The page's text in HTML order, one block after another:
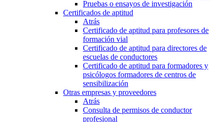
Pruebas o ensayos de investigación
Certificados de aptitud
Atrás
Certificado de aptitud para profesores de
formación vial
Certificado de aptitud para directores de
escuelas de conductores
Certificado de aptitud para formadores y
psicólogos formadores de centros de
sensibilización
Otras empresas y proveedores
Atrás
Consulta de permisos de conductor
profesional